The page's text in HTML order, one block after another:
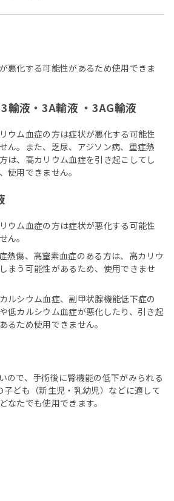
悪化する可能性があるため使用できま
輸液・3A輸液 ・3AG輸液
ウム血症の方は症状が悪化する可能性
ん。また、乏尿、アジソン病、重症熱
は、高カリウム血症を引き起こしてし
使用できません。
ウム血症の方は症状が悪化する可能性
ん。
熱傷、高窒素血症のある方は、高カリウ
まう可能性があるため、使用できませ
ルシウム血症、副甲状腺機能低下症の
低カルシウム血症が悪化したり、引き起
るため使用できません。
ので、手術後に腎機能の低下がみられる
ども（新生児・乳幼児）などに適して
なたでも使用できます。